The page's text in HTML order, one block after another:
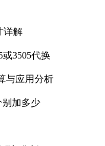
详解
3505代换
与应用分析
别加多少